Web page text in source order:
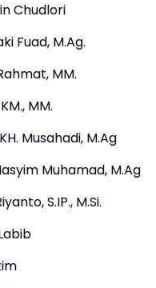
Chudlori
Fuad, M.Ag.
MM.
MM.
Musahadi, M.Ag
Muhamad, M.Ag
S.IP., M.Si.